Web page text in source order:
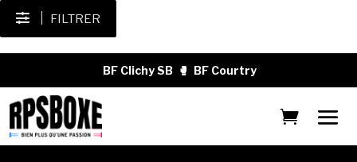
FILTRER
BF Clichy SB 🥊 BF Courtry